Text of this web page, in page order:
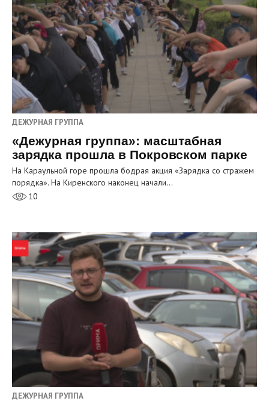
ДЕЖУРНАЯ ГРУППА
«Дежурная группа»: масштабная
зарядка прошла в Покровском парке
На Караульной горе прошла бодрая акция «Зарядка со стражем
порядка». На Киренского наконец начали…
10
ДЕЖУРНАЯ ГРУППА